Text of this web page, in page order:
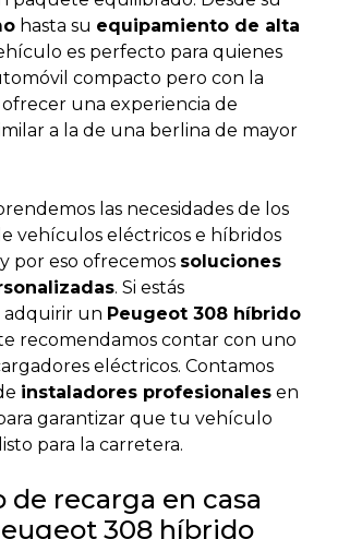
hasta su equipamiento de alta
es perfecto para quienes
compacto pero con la
una experiencia de
a la de una berlina de mayor
las necesidades de los
vehículos eléctricos e híbridos
por eso ofrecemos soluciones
. Si estás
adquirir un Peugeot 308 híbrido
recomendamos contar con uno
eléctricos. Contamos
instaladores profesionales en
garantizar que tu vehículo
para la carretera.
de recarga en casa
308 híbrido